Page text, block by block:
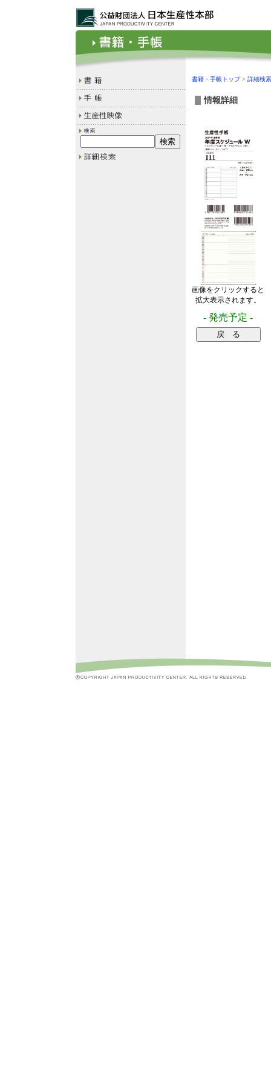
書籍・手帳トップ> 詳細検索
情報詳細
画像をクリックすると
拡大表示されます。
- 発売予定 -